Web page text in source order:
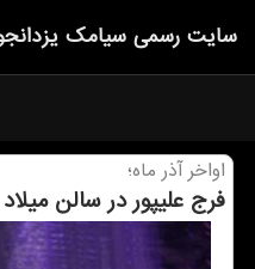
سایت رسمی سیامك
اواخر آذر ماه؛
فرج علیپور در سالن